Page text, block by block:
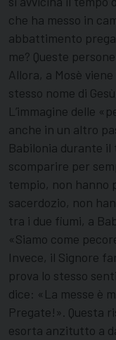
che ha messo in
abbattimento
me? Queste
Allora, a Mosè
stesso nome di
L’immagine delle
anche in un altro
Babilonia durante il
scomparire per
tempio, non hanno
sacerdozio, non
tra i due fiumi, a
«Siamo come
Invece, il Signore
prova lo stesso
dice: «La messe è
Pregate!». Questa
esorta anzitutto a